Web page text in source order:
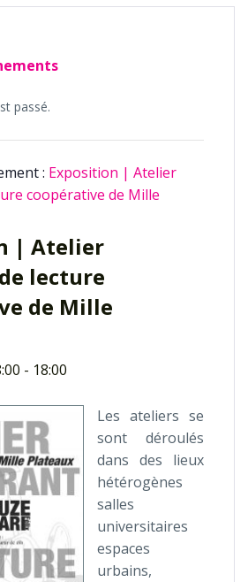
passé.
: Exposition | Atelier
coopérative de Mille
| Atelier
lecture
de Mille
- 18:00
Les ateliers se
sont déroulés
dans des lieux
hétérogènes
salles
universitaires
espaces
urbains,